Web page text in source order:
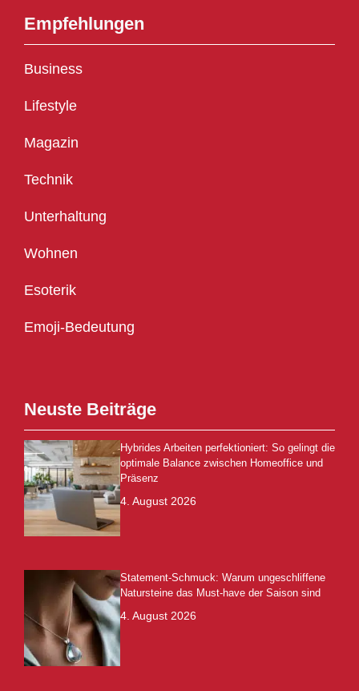
Empfehlungen
Business
Lifestyle
Magazin
Technik
Unterhaltung
Wohnen
Esoterik
Emoji-Bedeutung
Neuste Beiträge
Hybrides Arbeiten perfektioniert: So gelingt die
optimale Balance zwischen Homeoffice und
Präsenz
4. August 2026
Statement-Schmuck: Warum ungeschliffene
Natursteine das Must-have der Saison sind
4. August 2026